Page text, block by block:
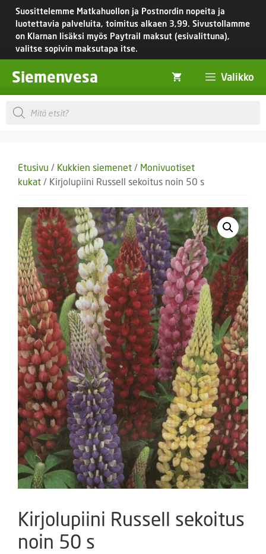
Siirry
sisältöön
Suosittelemme Matkahuollon ja Postnordin nopeita ja
luotettavia palveluita, toimitus alkaen 3,99. Sivustollamme
on Klarnan lisäksi myös Paytrail maksut (esivalittuna),
valitse sopivin maksutapa itse.
Siemenvesa Valikko
Products
search
Etusivu / Kukkien siemenet / Monivuotiset
kukat / Kirjolupiini Russell sekoitus noin 50 s
Kirjolupiini Russell sekoitus
noin 50 s